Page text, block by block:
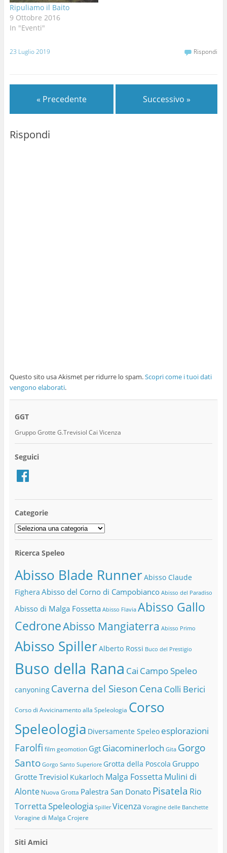
Ripuliamo il Baito
9 Ottobre 2016
In "Eventi"
23 Luglio 2019 Rispondi
« Precedente Successivo »
Rispondi
Questo sito usa Akismet per ridurre lo spam.Scopri come i tuoi dati
vengono elaborati.
GGT
Gruppo Grotte G.Trevisiol Cai Vicenza
Seguici
Facebook
Categorie
Categorie
Ricerca Speleo
Abisso Blade RunnerAbisso Claude
Fighera Abisso del Corno di Campobianco Abisso del Paradiso
Abisso di Malga Fossetta Abisso Flavia Abisso Gallo
CedroneAbisso Mangiaterra Abisso Primo
Abisso SpillerAlberto Rossi Buco del Prestigio
Buso della Rana Cai Campo Speleo
canyoning Caverna del Sieson Cena Colli Berici
Corso di Avvicinamento alla Speleologia Corso
Speleologia Diversamente Speleo esplorazioni
Farolfi film geomotion Ggt Giacominerloch Gita Gorgo
Santo Gorgo Santo Superiore Grotta della Poscola Gruppo
Grotte Trevisiol Kukarloch Malga Fossetta Mulini di
Alonte Nuova Grotta Palestra San Donato Pisatela Rio
TorrettaSpeleologia Spiller Vicenza Voragine delle Banchette
Voragine di Malga Crojere
Siti Amici